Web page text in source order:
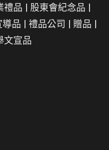
禮品 | 股東會紀念品 |
導品 | 禮品公司 | 贈品 |
文宣品